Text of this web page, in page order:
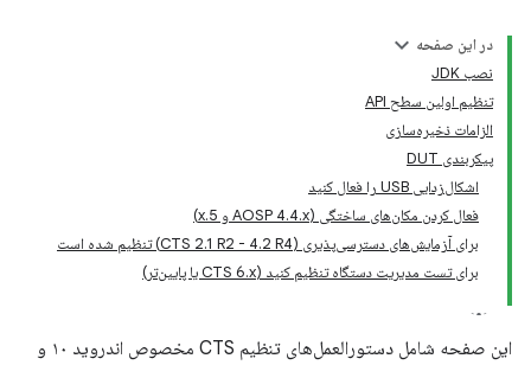
در این صفحه
نصب JDK
تنظیم اولین سطح API
الزامات ذخیره‌سازی
پیکربندی DUT
اشکال‌زدایی USB را فعال کنید
فعال کردن مکان‌های ساختگی (AOSP 4.4.x و 5.x)
برای آزمایش‌های دسترسی‌پذیری (CTS 2.1 R2 - 4.2 R4) تنظیم شده است
برای تست مدیریت دستگاه تنظیم کنید (CTS 6.x یا پایین‌تر)
این صفحه شامل دستورالعمل‌های تنظیم CTS مخصوص اندروید ۱۰ و